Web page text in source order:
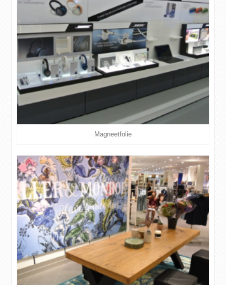
Magneetfolie